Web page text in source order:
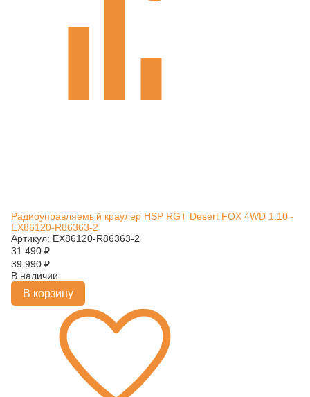
Радиоуправляемый краулер HSP RGT Desert FOX 4WD 1:10 -
EX86120-R86363-2
Артикул: EX86120-R86363-2
31 490 ₽
39 990 ₽
В наличии
В корзину